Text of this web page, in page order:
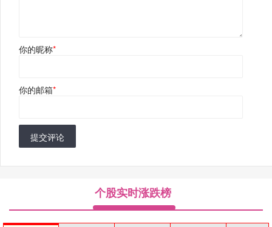
你的昵称*
你的邮箱*
提交评论
个股实时涨跌榜